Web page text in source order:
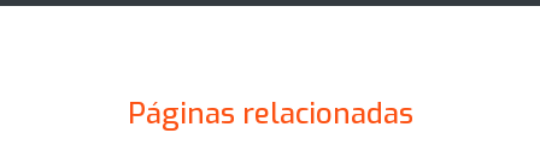
Páginas relacionadas